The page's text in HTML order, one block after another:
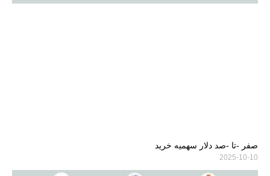
صفر -تا -صد دلار سهمیه خرید
2025-10-10